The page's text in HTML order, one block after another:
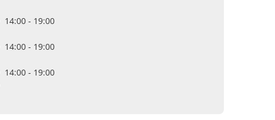
14:00 - 19:00
14:00 - 19:00
14:00 - 19:00